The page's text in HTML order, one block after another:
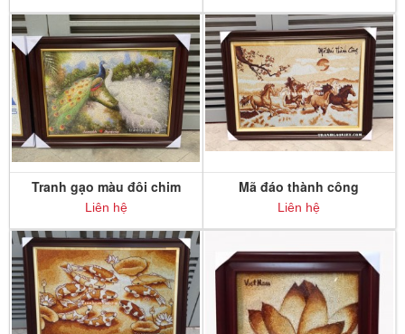
Tranh gạo màu đôi chim
công
Liên hệ
Mã đáo thành công
Liên hệ